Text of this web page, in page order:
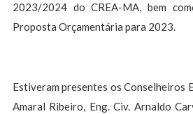
2023/2024 do CREA-MA, bem
Proposta Orçamentária para 2023.
Estiveram presentes os Conselheiros
Amaral Ribeiro, Eng. Civ. Arnaldo